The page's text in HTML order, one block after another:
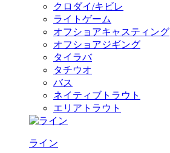
クロダイ/キビレ
ライトゲーム
オフショアキャスティング
オフショアジギング
タイラバ
タチウオ
バス
ネイティブトラウト
エリアトラウト
ライン